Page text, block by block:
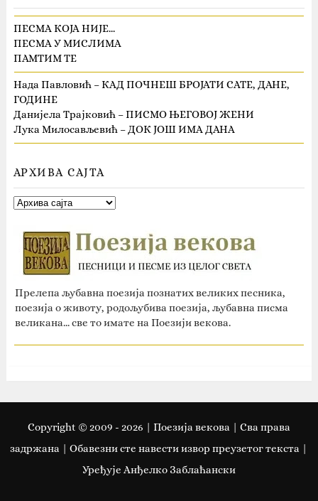
ПЕСМА КОЈА НИЈЕ…
ПЕСМА У МИСЛИМА
ПАМТИМ ТЕ
Нада Павловић – КАД ПОЧНЕШ БРОЈАТИ САТЕ, ДАНЕ,
ГОДИНЕ
Данијела Трајковић – ПИСМО ЊЕГОВОЈ ЖЕНИ
Лука Милосављевић – ДОК ЈОШ ИМА ДАНА
АРХИВА САЈТА
Прелепа љубавна поезија познатих великих песника,
поезија о животу, родољубива поезија, љубавна писма
великана... све то имате на Поезији векова.
Copyright © 2009 - 2026 | Поезија векова | Сва права
задржана | Oбавезни сте навести извор преузетог текста |
Уређује Анђелко Заблаћански